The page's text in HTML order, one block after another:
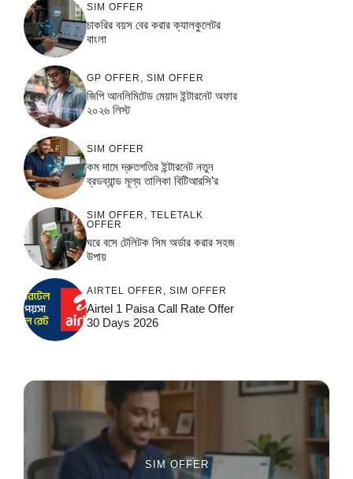
SIM OFFER
চাকরির বয়স বের করার ক্যালকুলেটর
বাংলা
GP OFFER SIM OFFER
জিপি আনলিমিটেড মেয়াদ ইন্টারনেট অফার
২০২৬ লিস্ট
SIM OFFER
কম দামে দ্রুতগতির ইন্টারনেট নতুন
ব্রডব্যান্ড মূল্য তালিকা বিটিআরসি’র
SIM OFFER
TELETALK
OFFER
ঘরে বসে টেলিটক সিম অর্ডার করার সহজ
উপায়
AIRTEL OFFER SIM OFFER
Airtel 1 Paisa Call Rate Offer
30 Days 2026
SIM OFFER